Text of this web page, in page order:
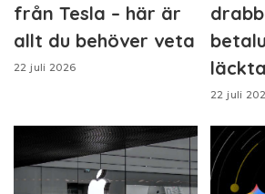
från Tesla – här är
allt du behöver veta
22 juli 2026
läckta
22 juli